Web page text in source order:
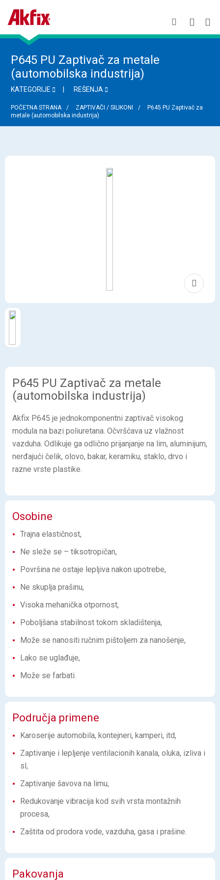
P645 PU Zaptivač za metale
(automobilska industrija)
KATEGORIJE REŠENJA
POČETNA STRANA ZAPTIVAČI / SILIKONI
P645 PU Zaptivač za
metale (automobilska industrija)
P645 PU Zaptivač za metale
(automobilska industrija)
Akfix P645 je jednokomponentni zaptivač visokog
modula na bazi poliuretana. Očvršćava uz vlažnost
vazduha. Odlikuje ga odlično prijanjanje na lim, aluminijum,
nerđajući čelik, olovo, bakar, keramiku, staklo, drvo i
razne vrste plastike.
Osobine
Trajna elastičnost,
Ne sleže se – tiksotropičan,
Površina ne ostaje lepljiva nakon upotrebe,
Ne skuplja prašinu,
Visoka mehanička otpornost,
Poboljšana stabilnost tokom skladištenja,
Može se nanositi ručnim pištoljem za nanošenje,
Lako se uglađuje,
Može se farbati.
Područja primene
Karoserije automobila, kontejneri, kamperi, itd,
Zaptivanje i lepljenje ventilacionih kanala, oluka, izliva i
sl,
Zaptivanje šavova na limu,
Redukovanje vibracija kod svih vrsta montažnih
procesa,
Zaštita od prodora vode, vazduha, gasa i prašine.
Pakovanja